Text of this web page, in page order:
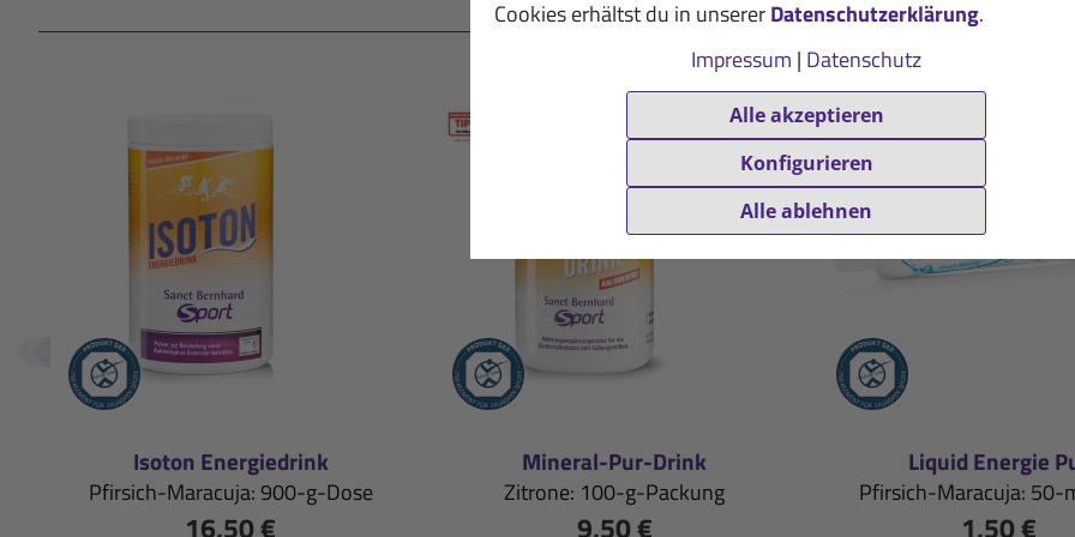
Cookies erhältst du in unsererDatenschutzerklärung.
Impressum | Datenschutz
Alle akzeptieren
Konfigurieren
Alle ablehnen
Isoton Energiedrink
Pfirsich-Maracuja: 900-g-Dose
16,50 €
Mineral-Pur-Drink
Zitrone: 100-g-Packung
9,50 €
Liquid Energie
Pfirsich-Maracuja: 50-
1,50 €